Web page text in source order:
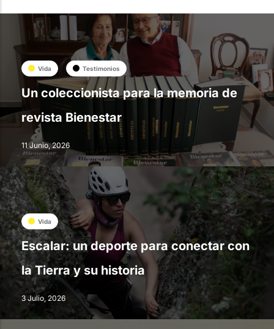
Vida Testimonios
Un coleccionista para la memoria de
revista Bienestar
11 Junio, 2026
Vida
Escalar: un deporte para conectar con
la Tierra y su historia
3 Julio, 2026